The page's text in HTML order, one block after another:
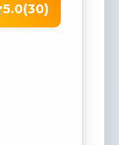
5.0(30)